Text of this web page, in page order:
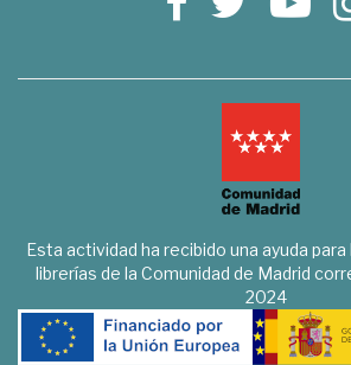
Esta actividad ha recibido una ayuda
librerías de la Comunidad de Madrid
2024